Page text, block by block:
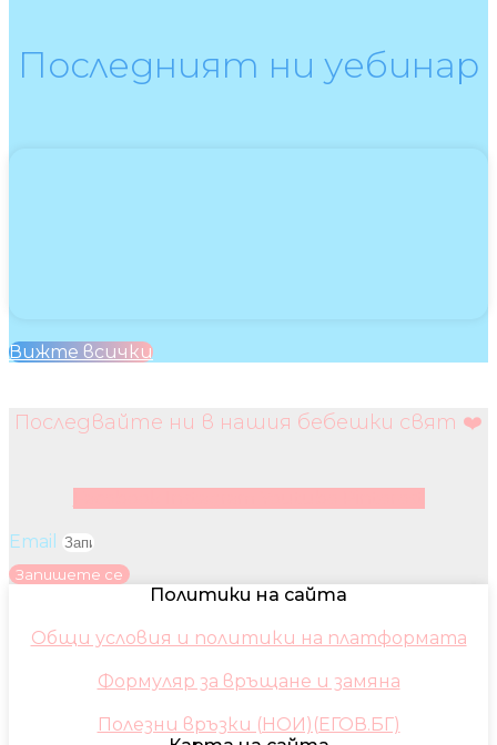
Последният ни уебинар
Вижте всички
Последвайте ни в нашия бебешки свят ❤️
Email
Запишете се
Политики на сайта
Общи условия и политики на платформата
Формуляр за връщане и замяна
Полезни връзки (НОИ)(ЕГОВ.БГ)